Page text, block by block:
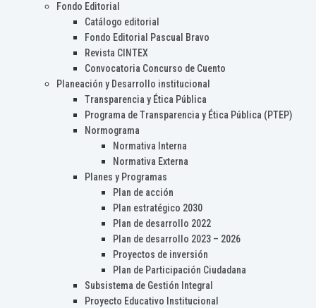
Fondo Editorial
Catálogo editorial
Fondo Editorial Pascual Bravo
Revista CINTEX
Convocatoria Concurso de Cuento
Planeación y Desarrollo institucional
Transparencia y Ética Pública
Programa de Transparencia y Ética Pública (PTEP)
Normograma
Normativa Interna
Normativa Externa
Planes y Programas
Plan de acción
Plan estratégico 2030
Plan de desarrollo 2022
Plan de desarrollo 2023 – 2026
Proyectos de inversión
Plan de Participación Ciudadana
Subsistema de Gestión Integral
Proyecto Educativo Institucional